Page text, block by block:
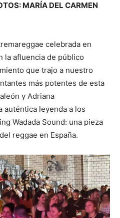
MARÍA DEL CARMEN
celebrada en
la afluencia de público
que trajo a nuestro
más potentes de esta
y Adriana
auténtica leyenda a los
Wadada Sound: una pieza
reggae en España.